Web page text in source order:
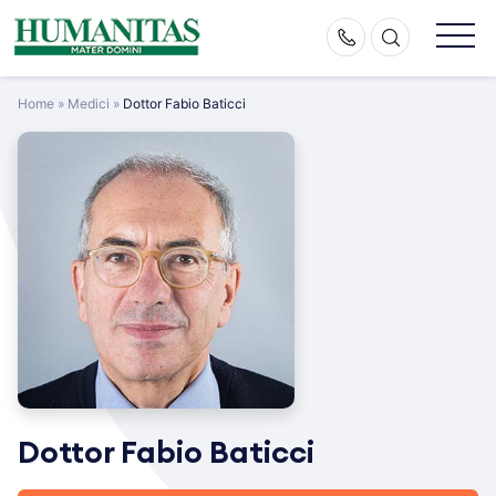
Skip
to
Home » Medici » Dottor Fabio Baticci
Dottor Fabio Baticci